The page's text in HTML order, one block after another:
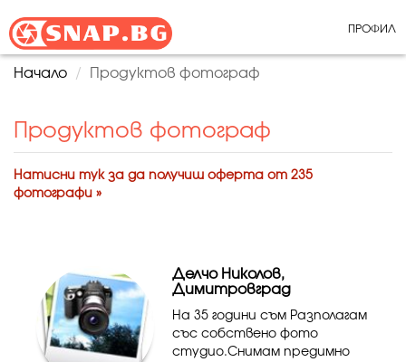
ПРОФИЛ
Начало Продуктов фотограф
Продуктов фотограф
Натисни тук за да получиш оферта от 235
фотографи »
Делчо Николов,
Димитровград
На 35 години съм Разполагам
със собствено фото
студио.Снимам предимно